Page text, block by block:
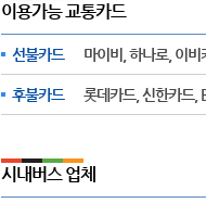
이용가능 교통카드
선불카드 마이비, 하나로, 이
후불카드 롯데카드, 신한카드,
시내버스 업체